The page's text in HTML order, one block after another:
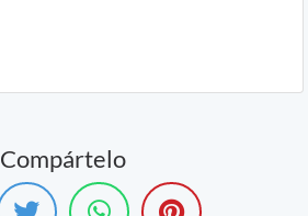
Compártelo